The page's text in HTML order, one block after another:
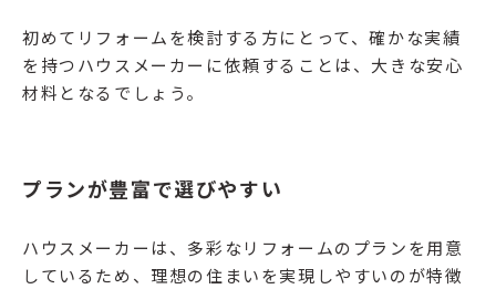
初めてリフォームを検討する方にとって、確かな実績
を持つハウスメーカーに依頼することは、大きな安心
材料となるでしょう。
プランが豊富で選びやすい
ハウスメーカーは、多彩なリフォームのプランを用意
しているため、理想の住まいを実現しやすいのが特徴